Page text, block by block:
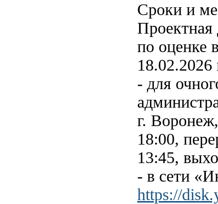
Сроки и
Проектная
по оценке
18.02.2026
- для
г.
18:00,
13:45,
- в сети
https://